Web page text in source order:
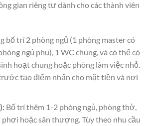
gian riêng tư dành cho các thành viên
bố trí 2 phòng ngủ (1 phòng master có
ngủ phụ), 1 WC chung, và có thể có
hoạt chung hoặc phòng làm việc nhỏ.
tạo điểm nhấn cho mặt tiền và nơi
Bố trí thêm 1-2 phòng ngủ, phòng thờ,
phơi hoặc sân thượng. Tùy theo nhu cầu